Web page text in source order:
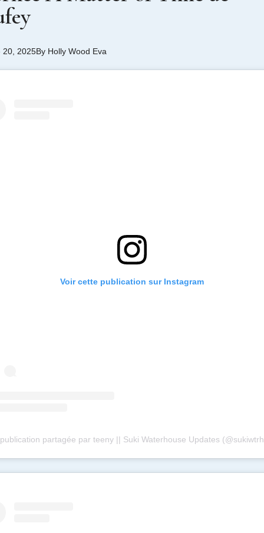
20, 2025By Holly Wood Eva
Voir cette publication sur Instagram